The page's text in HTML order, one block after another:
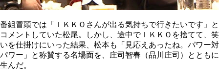
番組冒頭では「ＩＫＫＯさんが出る気持ちで行きたいです」と
コメントしていた松尾。しかし、途中でＩＫＫＯを捨てて、笑
いを仕掛けにいった結果、松本も「見応えあったね。パワー対
パワー」と称賛する名場面を、庄司智春（品川庄司）とともに
生んだ。